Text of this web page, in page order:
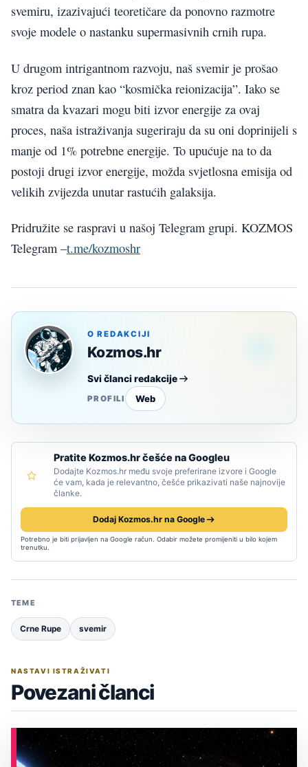
svemiru, izazivajući teoretičare da ponovno razmotre
svoje modele o nastanku supermasivnih crnih rupa.
U drugom intrigantnom razvoju, naš svemir je prošao
kroz period znan kao “kosmička reionizacija”. Iako se
smatra da kvazari mogu biti izvor energije za ovaj
proces, naša istraživanja sugeriraju da su oni doprinijeli s
manje od 1% potrebne energije. To upućuje na to da
postoji drugi izvor energije, možda svjetlosna emisija od
velikih zvijezda unutar rastućih galaksija.
Pridružite se raspravi u našoj Telegram grupi. KOZMOS
Telegram –t.me/kozmoshr
O REDAKCIJI
Kozmos.hr
Svi članci redakcije
PROFILI Web
Pratite Kozmos.hr češće na Googleu
Dodajte Kozmos.hr među svoje preferirane izvore i Google
će vam, kada je relevantno, češće prikazivati naše najnovije
članke.
Dodaj Kozmos.hr na Google
Potrebno je biti prijavljen na Google račun. Odabir možete promijeniti u bilo kojem
trenutku.
TEME
Crne Rupe svemir
NASTAVI ISTRAŽIVATI
Povezani članci